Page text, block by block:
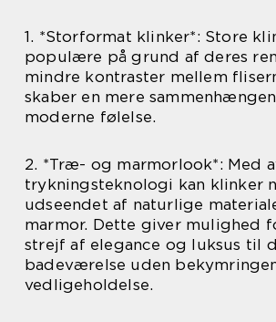
1. *Storformat klinker*: Store
populære på grund af deres
mindre kontraster mellem
skaber en mere
moderne følelse.
2. *Træ- og marmorlook*: Med
trykningsteknologi kan klinker
udseendet af naturlige
marmor. Dette giver mulighed
strejf af elegance og luksus til
badeværelse uden
vedligeholdelse.